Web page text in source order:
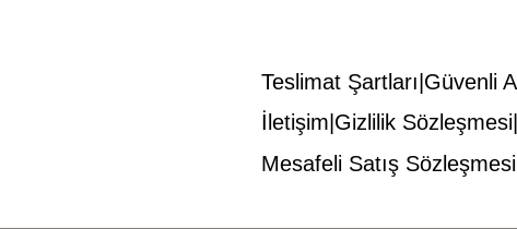
Teslimat Şartları Güvenli
İletişim Gizlilik Sözleşmesi
Mesafeli Satış Sözleşmesi